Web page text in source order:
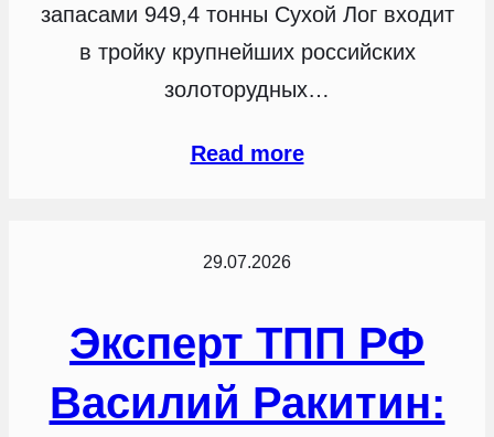
запасами 949,4 тонны Сухой Лог входит
в тройку крупнейших российских
золоторудных…
Read more
29.07.2026
Эксперт ТПП РФ
Василий Ракитин: